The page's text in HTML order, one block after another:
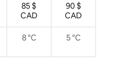
85 $
CAD
90 $
CAD
8 °C 5 °C